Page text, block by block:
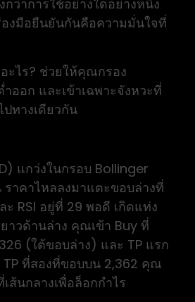
ว่าการใช้อย่างใดอย่างหนึ่ง
องมือยืนยันกันคือความมั่นใจที่
ะไร? ช่วยให้คุณกรอง
อก และเข้าเฉพาะจังหวะที่
ทางเดียวกัน
แกว่งในกรอบ Bollinger
าคาไหลลงมาแตะขอบล่างที่
RSI อยู่ที่ 29 พอดี เกิดแท่ง
าวด้านล่าง คุณเข้า Buy ที่
(ใต้ขอบล่าง) และ TP แรก
TP ที่สองที่ขอบบน 2,362 คุณ
ส้นกลางเพื่อล็อกกำไร